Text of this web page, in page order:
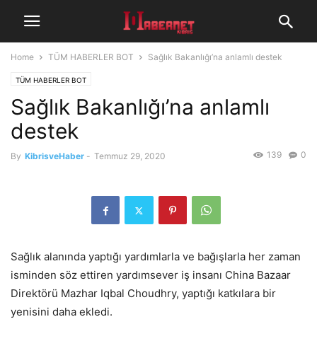
Home TÜM HABERLER BOT Sağlık Bakanlığı’na anlamlı destek
TÜM HABERLER BOT
Sağlık Bakanlığı’na anlamlı
destek
By KibrisveHaber - Temmuz 29, 2020 0
139
Sağlık alanında yaptığı yardımlarla ve bağışlarla her zaman
isminden söz ettiren yardımsever iş insanı China Bazaar
Direktörü Mazhar Iqbal Choudhry, yaptığı katkılara bir
yenisini daha ekledi.